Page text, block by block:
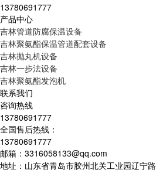
13780691777
产品中心
吉林管道防腐保温设备
吉林聚氨酯保温管道配套设备
吉林抛丸机设备
吉林一步法设备
吉林聚氨酯发泡机
联系我们
咨询热线
13780691777
全国售后热线：
13780691777
邮箱：3316058133@qq.com
地址：山东省青岛市胶州北关工业园辽宁路